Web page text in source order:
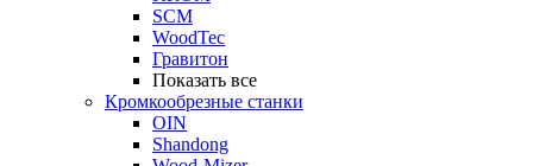
SCM
WoodTec
Гравитон
Показать все
Кромкообрезные станки
OIN
Shandong